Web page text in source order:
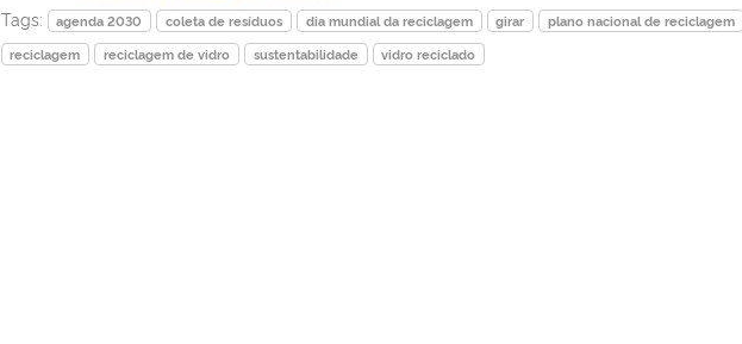
Tags:
agenda 2030 coleta de resíduos dia mundial da reciclagem girar
plano nacional de reciclagem
reciclagem
reciclagem de vidro sustentabilidade vidro reciclado